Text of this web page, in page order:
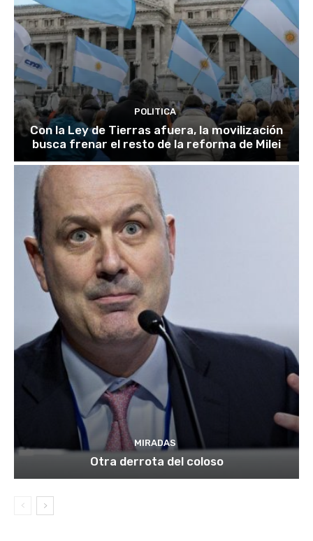
POLITICA
Con la Ley de Tierras afuera, la movilización
busca frenar el resto de la reforma de Milei
MIRADAS
Otra derrota del coloso